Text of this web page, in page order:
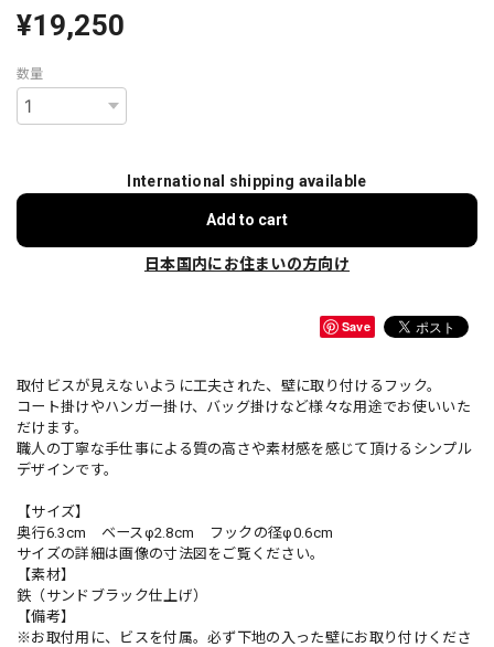
¥19,250
数量
International shipping available
Add to cart
日本国内にお住まいの方向け
Save
取付ビスが見えないように工夫された、壁に取り付けるフック。
コート掛けやハンガー掛け、バッグ掛けなど様々な用途でお使いいた
だけます。
職人の丁寧な手仕事による質の高さや素材感を感じて頂けるシンプル
デザインです。
【サイズ】
奥行6.3cm ベースφ2.8cm フックの径φ0.6cm
サイズの詳細は画像の寸法図をご覧ください。
【素材】
鉄（サンドブラック仕上げ）
【備考】
※お取付用に、ビスを付属。必ず下地の入った壁にお取り付けくださ